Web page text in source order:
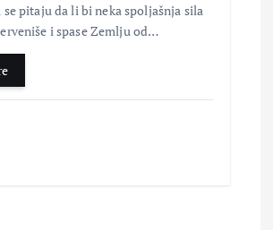
se pitaju da li bi neka spoljašnja sila
i spase Zemlju od…